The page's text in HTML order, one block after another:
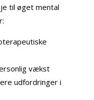
til øget mental
vækst
udfordringer i